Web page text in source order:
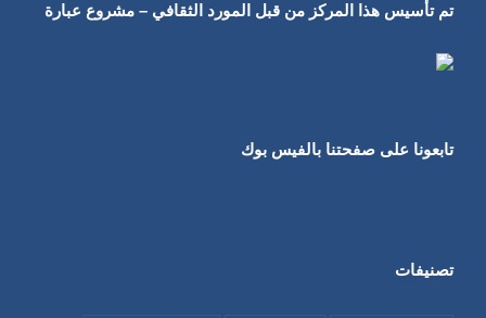
تم تأسيس هذا المركز من قبل المورد الثقافي – مشروع عبارة
تابعونا على صفحتنا بالفيس بوك
تصنيفات